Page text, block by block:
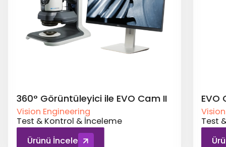
360° Görüntüleyici ile EVO Cam II
Vision Engineering
Test & Kontrol & İnceleme
Ürünü İncele
EVO
Test